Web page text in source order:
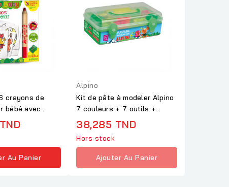
crayons de
bébé avec
Au Panier
Alpino
Kit de pâte à modeler Alpino
7 couleurs + 7 outils +
rouleau
38,285 TND
Hors stock
Ajouter Au Panier